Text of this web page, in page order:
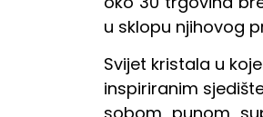
u sklopu njihovog
Svijet kristala u
inspiriranim